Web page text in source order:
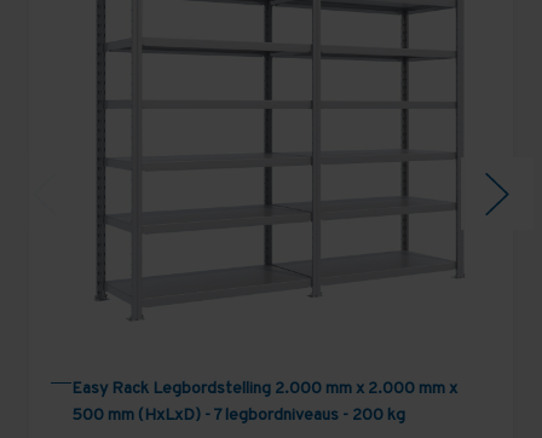
Easy Rack Legbordstelling 2.000 mm x 2.000 mm x
500 mm (HxLxD) - 7 legbordniveaus - 200 kg